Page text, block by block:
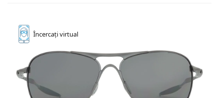
Încercațivirtual